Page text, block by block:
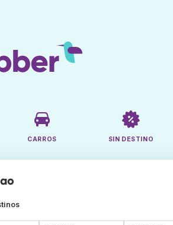
CARROS SIN DESTINO